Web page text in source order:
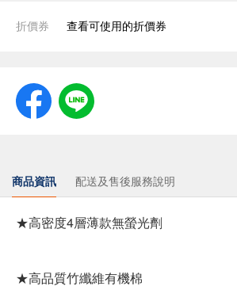
折價券 查看可使用的折價券
商品資訊 配送及售後服務說明
★高密度4層薄款無螢光劑
★高品質竹纖維有機棉